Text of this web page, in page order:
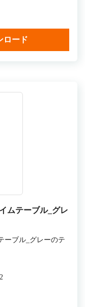
ロード
ムテーブル_グレ
ーブル_グレーのテ